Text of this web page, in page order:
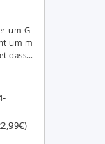
um G
um m
dass…